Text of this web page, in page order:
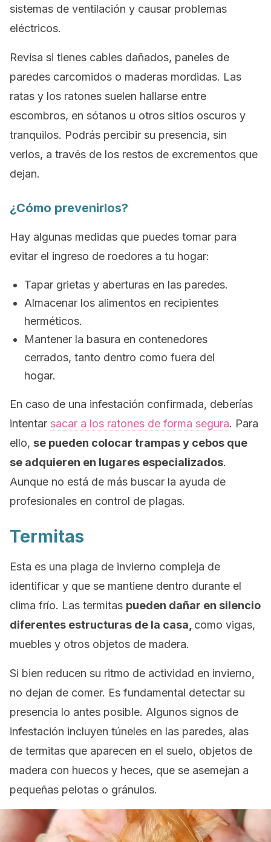
sistemas de ventilación y causar problemas
eléctricos.
Revisa si tienes cables dañados, paneles de
paredes carcomidos o maderas mordidas. Las
ratas y los ratones suelen hallarse entre
escombros, en sótanos u otros sitios oscuros y
tranquilos. Podrás percibir su presencia, sin
verlos, a través de los restos de excrementos que
dejan.
¿Cómo prevenirlos?
Hay algunas medidas que puedes tomar para
evitar el ingreso de roedores a tu hogar:
Tapar grietas y aberturas en las paredes.
Almacenar los alimentos en recipientes
herméticos.
Mantener la basura en contenedores
cerrados, tanto dentro como fuera del
hogar.
En caso de una infestación confirmada, deberías
intentar sacar a los ratones de forma segura. Para
ello, se pueden colocar trampas y cebos que
se adquieren en lugares especializados.
Aunque no está de más buscar la ayuda de
profesionales en control de plagas.
Termitas
Esta es una plaga de invierno compleja de
identificar y que se mantiene dentro durante el
clima frío. Las termitas pueden dañar en silencio
diferentes estructuras de la casa, como vigas,
muebles y otros objetos de madera.
Si bien reducen su ritmo de actividad en invierno,
no dejan de comer. Es fundamental detectar su
presencia lo antes posible. Algunos signos de
infestación incluyen túneles en las paredes, alas
de termitas que aparecen en el suelo, objetos de
madera con huecos y heces, que se asemejan a
pequeñas pelotas o gránulos.